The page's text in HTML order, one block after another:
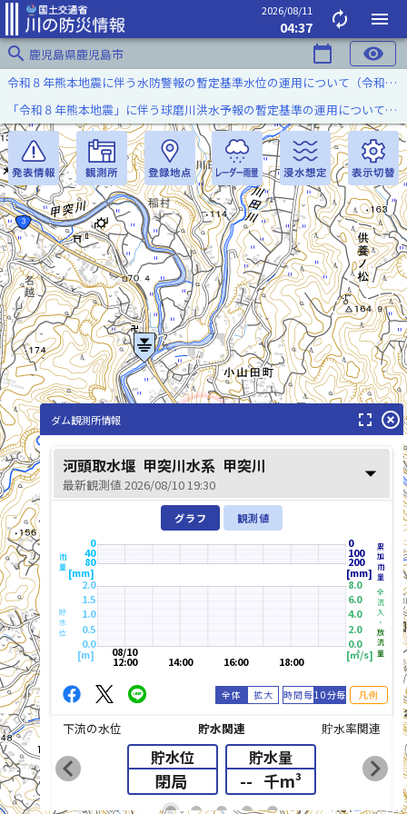
2026/08/11
04:37 autorenew
menu
search 鹿児島県鹿児島市 calendar_today visibility
甲突川(こうつきがわ)
令和８年熊本地震に伴う水防警報の暫定基準水位の運用について（令和８年８月７日）
「令和８年熊本地震」に伴う球磨川洪水予報の暫定基準の運用について（令和８年８月５日）
list_alt
ダム観測所情報 fullscreen highlight_off
河頭取水堰 甲突川水系 甲突川
最新観測値 2026/08/10 19:30 arrow_drop_down
グラフ 観測値
80
40
0
[mm]
雨量
0.0
0.5
1.0
1.5
2.0
[m]
貯水位
18:00
16:00
14:00
08/10
12:00
200
100
0
[mm] 累加雨量
0.0
2.0
4.0
6.0
8.0
[㎥/s]
全流入・
放流量
全体 拡大 時間毎10分毎 凡例
下流の水位 貯水関連 貯水率関連
貯水位
閉局
貯水量
-- 千m³
chevron_left chevron_right